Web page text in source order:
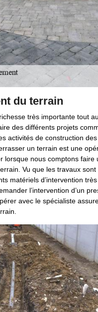
du terrain
très importante tout
des différents projets
activités de construction
un terrain est une
lorsque nous comptons faire
Vu que les travaux
matériels d’intervention
l’intervention d’un
avec le spécialiste